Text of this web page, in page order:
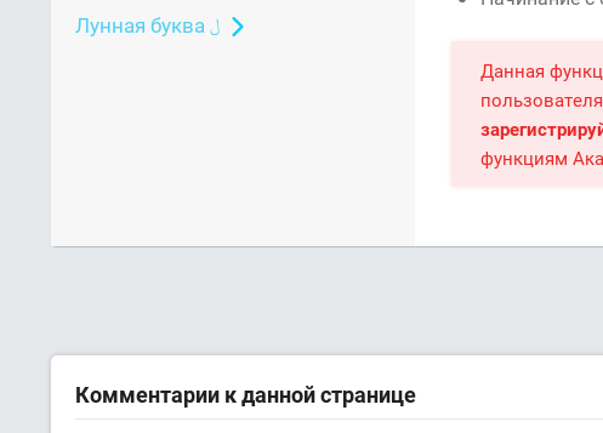
Лунная буква
Данная
функциям
Комментарии к данной странице